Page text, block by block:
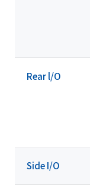
Rear l/O
Side I/O